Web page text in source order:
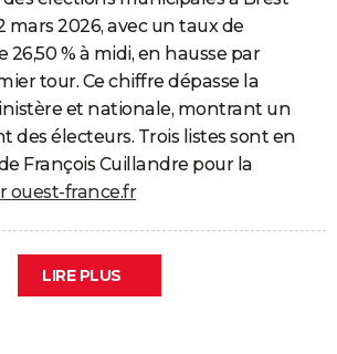
mars 2026, avec un taux de
% à midi, en hausse par
tour. Ce chiffre dépasse la
et nationale, montrant un
des électeurs. Trois listes sont en
François Cuillandre pour la
ouest-france.fr
LIRE PLUS